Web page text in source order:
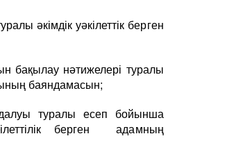
әкімдік уәкілеттік берген
нәтижелері туралы
баяндамасын;
туралы есеп бойынша
берген адамның